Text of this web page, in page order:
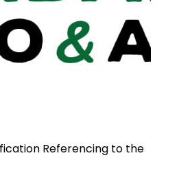
Referencing to the